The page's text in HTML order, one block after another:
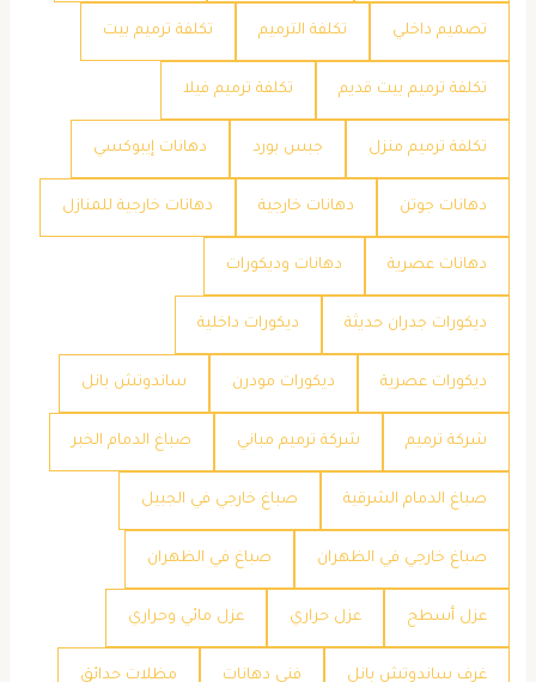
تصميم داخلي تكلفة الترميم تكلفة ترميم بيت
تكلفة ترميم بيت قديم تكلفة ترميم فيلا
تكلفة ترميم منزل جبس بورد دهانات إيبوكسي
دهانات جوتن دهانات خارجية دهانات خارجية للمنازل
دهانات عصرية دهانات وديكورات
ديكورات جدران حديثة ديكورات داخلية
ديكورات عصرية ديكورات مودرن ساندوتش بانل
شركة ترميم شركة ترميم مباني صباغ الدمام الخبر
صباغ الدمام الشرقية صباغ خارجي في الجبيل
صباغ خارجي في الظهران صباغ في الظهران
عزل أسطح عزل حراري عزل مائي وحراري
غرف ساندوتش بانل فني دهانات مظلات حدائق